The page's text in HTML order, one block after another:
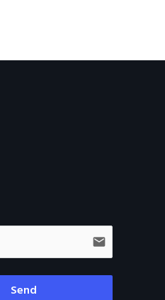
email
Send